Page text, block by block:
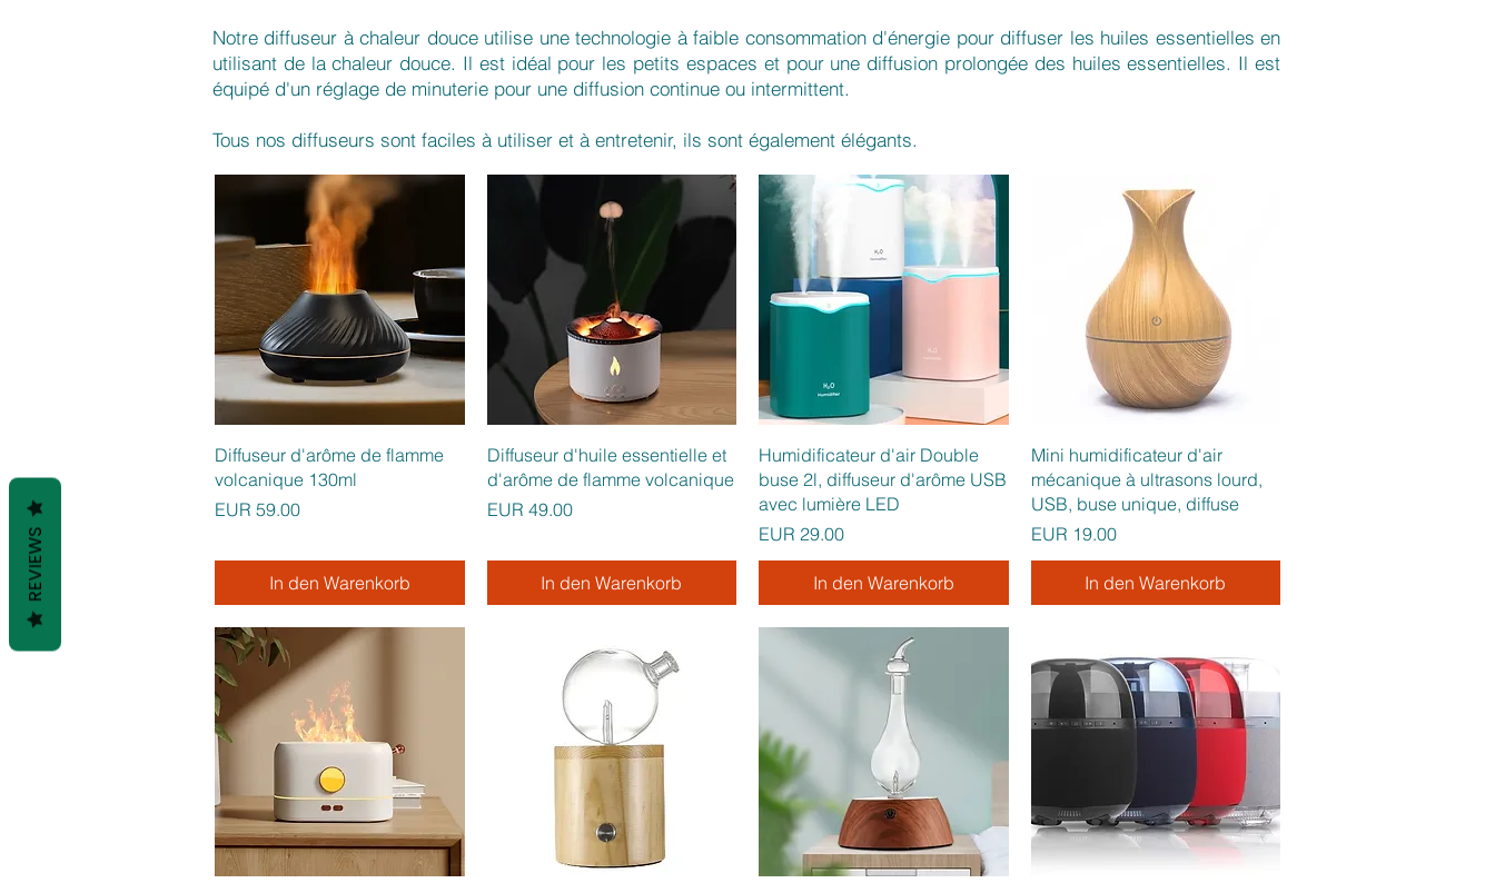
Notre diffuseur à chaleur douce utilise une technologie à faible consommation d'énergie pour diffuser les huiles essentielles en
utilisant de la chaleur douce. Il est idéal pour les petits espaces et pour une diffusion prolongée des huiles essentielles. Il est
équipé d'un réglage de minuterie pour une diffusion continue ou intermittent.
Tous nos diffuseurs sont faciles à utiliser et à entretenir, ils sont également élégants.
Schnellansicht
Diffuseur d'arôme de flamme
volcanique 130ml
Preis
EUR 59.00
In den Warenkorb
Schnellansicht
Diffuseur d'huile essentielle et
d'arôme de flamme volcanique
Preis
EUR 49.00
In den Warenkorb
Schnellansicht
Humidificateur d'air Double
buse 2l, diffuseur d'arôme USB
avec lumière LED
Preis
EUR 29.00
In den Warenkorb
Schnellansicht
Mini humidificateur d'air
mécanique à ultrasons lourd,
USB, buse unique, diffuse
Preis
EUR 19.00
In den Warenkorb
REVIEWS